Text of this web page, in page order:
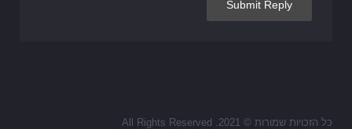
כל הזכויות שמורות © 2021. All Rights Reserved